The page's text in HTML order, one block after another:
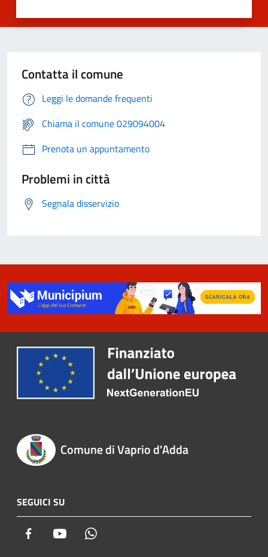
Contatta il comune
Leggi le domande frequenti
Chiama il comune 029094004
Prenota un appuntamento
Problemi in città
Segnala disservizio
Comune di Vaprio d'Adda
SEGUICI SU
Facebook Youtube